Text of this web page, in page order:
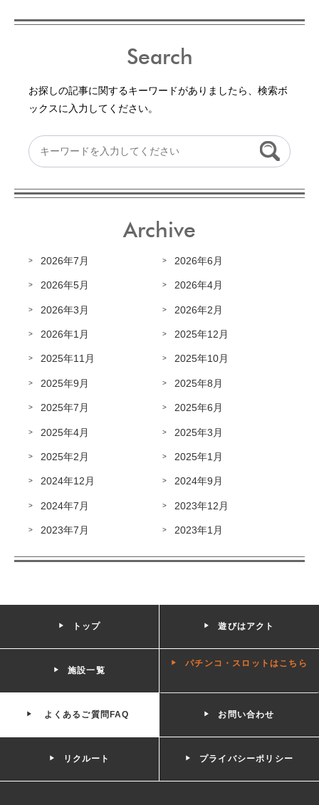
Search
お探しの記事に関するキーワードがありましたら、検索ボ
ックスに入力してください。
Archive
2026年7月 2026年6月
2026年5月 2026年4月
2026年3月 2026年2月
2026年1月 2025年12月
2025年11月 2025年10月
2025年9月 2025年8月
2025年7月 2025年6月
2025年4月 2025年3月
2025年2月 2025年1月
2024年12月 2024年9月
2024年7月 2023年12月
2023年7月 2023年1月
トップ 遊びはアクト
施設一覧
パチンコ・スロットはこちら
よくあるご質問FAQ お問い合わせ
リクルート プライバシーポリシー